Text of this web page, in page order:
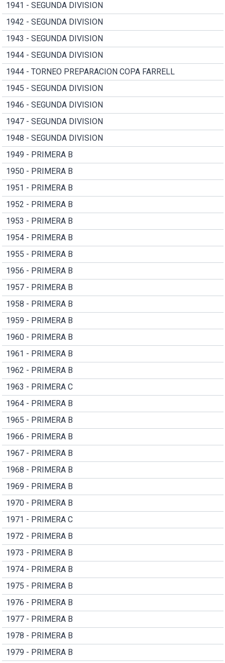
1941 - SEGUNDA DIVISION
1942 - SEGUNDA DIVISION
1943 - SEGUNDA DIVISION
1944 - SEGUNDA DIVISION
1944 - TORNEO PREPARACION COPA FARRELL
1945 - SEGUNDA DIVISION
1946 - SEGUNDA DIVISION
1947 - SEGUNDA DIVISION
1948 - SEGUNDA DIVISION
1949 - PRIMERA B
1950 - PRIMERA B
1951 - PRIMERA B
1952 - PRIMERA B
1953 - PRIMERA B
1954 - PRIMERA B
1955 - PRIMERA B
1956 - PRIMERA B
1957 - PRIMERA B
1958 - PRIMERA B
1959 - PRIMERA B
1960 - PRIMERA B
1961 - PRIMERA B
1962 - PRIMERA B
1963 - PRIMERA C
1964 - PRIMERA B
1965 - PRIMERA B
1966 - PRIMERA B
1967 - PRIMERA B
1968 - PRIMERA B
1969 - PRIMERA B
1970 - PRIMERA B
1971 - PRIMERA C
1972 - PRIMERA B
1973 - PRIMERA B
1974 - PRIMERA B
1975 - PRIMERA B
1976 - PRIMERA B
1977 - PRIMERA B
1978 - PRIMERA B
1979 - PRIMERA B